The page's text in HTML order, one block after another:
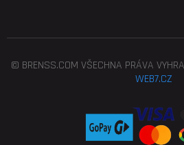
© BRENSS.COM VŠECHNA PRÁVA
WEB7.CZ